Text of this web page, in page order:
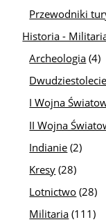
Przewodniki
Historia -
Archeologia (4)
Dwudziestolecie
I Wojna
II Wojna
Indianie (2)
Kresy (28)
Lotnictwo (28)
Militaria (111)